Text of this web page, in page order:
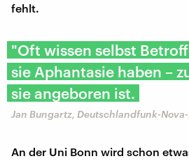
fehlt.
"Oft wissen selbst
sie Aphantasie haben –
sie angeboren ist.
Jan Bungartz, Deutschlandfunk-
An der Uni Bonn wird schon